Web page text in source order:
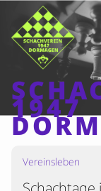
1947
Home
Vereinsleben